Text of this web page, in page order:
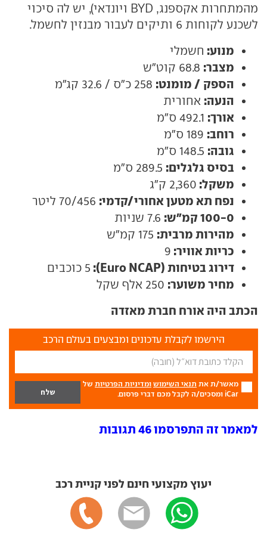
מהמתחרות אקספנג, BYD ויונדאי), יש לה סיכוי
לשכנע לקוחות 6 ותיקים לעבור מבנזין לחשמל.
מנוע: חשמלי
מצבר:
הספק / מומנט:
הנעה: אחורית
אורך:
רוחב:
גובה:
בסיס גלגלים:
משקל: 2,360 ק"ג
נפח תא מטען אחורי/קדמי:
100-0 קמ"ש:
מהירות מרבית:
כריות אוויר: 9
דירוג בטיחות (Euro NCAP): 5 כוכבים
מחיר משוער:
הכתב היה אורח חברת מאזדה
הירשמו לקבלת עדכונים ומבצעים בעולם הרכב
מאשר/ת את תנאי השימוש ומדיניות הפרטיות של
iCar ומסכים/ה לקבל מכם דברי פרסום.
למאמר זה התפרסמו 46 תגובות
יעוץ מקצועי חינם לפני קניית רכב